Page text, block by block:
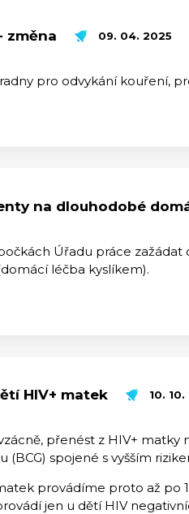
změna 09. 04. 2025
pro odvykání kouření,
na dlouhodobé
Úřadu práce
léčba kyslíkem).
HIV+ matek 10.
přenést z HIV+
spojené s vyšším
provádíme proto až
jen u dětí HIV